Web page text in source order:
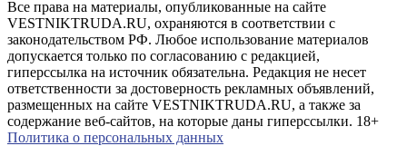
Все права на материалы, опубликованные на сайте
VESTNIKTRUDA.RU, охраняются в соответствии с
законодательством РФ. Любое использование материалов
допускается только по согласованию с редакцией,
гиперссылка на источник обязательна. Редакция не несет
ответственности за достоверность рекламных объявлений,
размещенных на сайте VESTNIKTRUDA.RU, а также за
содержание веб-сайтов, на которые даны гиперссылки. 18+
Политика о персональных данных